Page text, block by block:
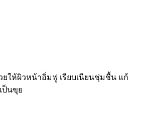
ยให้ผิวหน้าอิ่มฟู เรียบเนียนชุ่มชื้น แก้
ป็นขุย